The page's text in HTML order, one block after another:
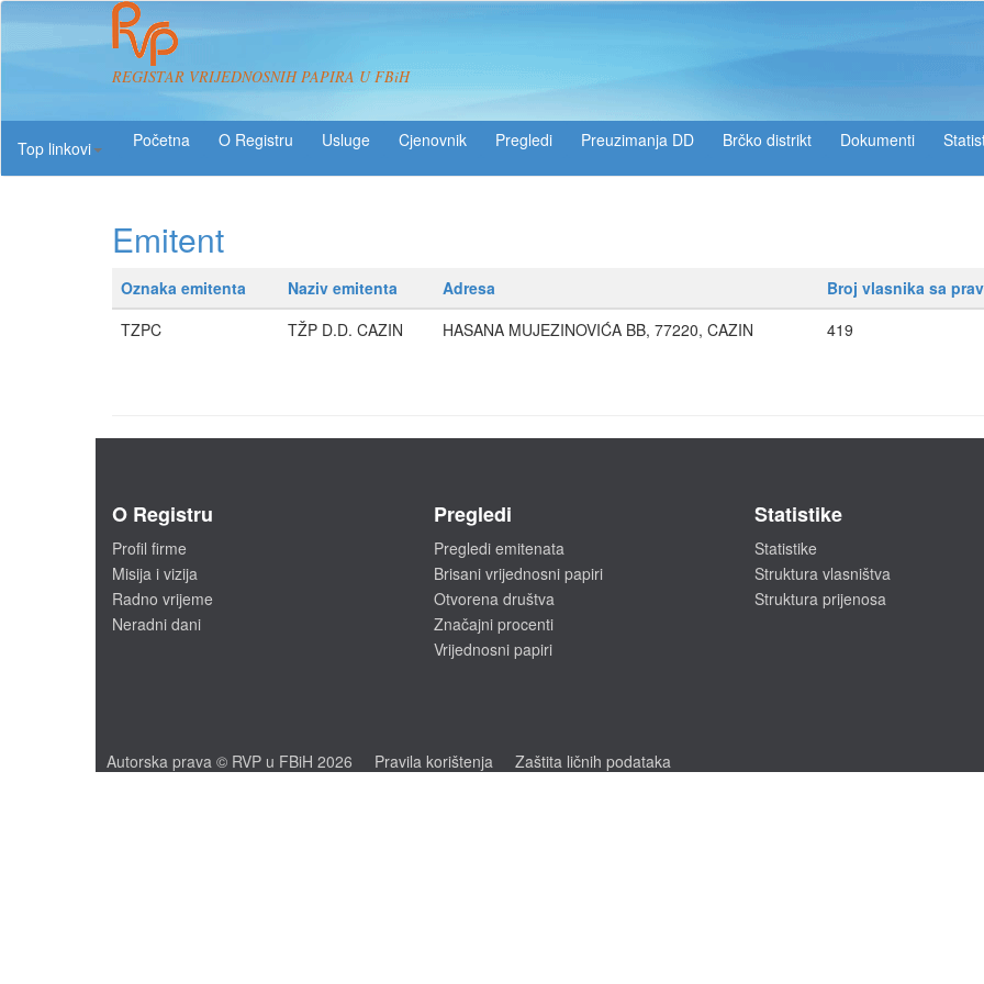
REGISTAR VRIJEDNOSNIH PAPIRA U FBiH
Top linkovi
O Registru Usluge Pregledi Preuzimanja DD Brčko distrikt Dokumenti
Emitent
Oznaka emitenta Naziv emitenta Adresa
Broj vlasnika sa
TZPC
TŽP D.D. CAZIN HASANA MUJEZINOVIĆA BB, 77220, CAZIN 419
O Registru
Profil firme
Misija i vizija
Radno vrijeme
Neradni dani
Pregledi
Pregledi emitenata
Brisani vrijednosni papiri
Otvorena društva
Značajni procenti
Vrijednosni papiri
Statistike
Statistike
Struktura vlasništva
Struktura prijenosa
Autorska prava © RVP u FBiH 2026 Pravila korištenja Zaštita ličnih podataka